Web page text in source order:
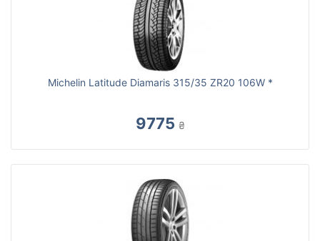
Michelin Latitude Diamaris 315/35 ZR20 106W *
9775 ₴